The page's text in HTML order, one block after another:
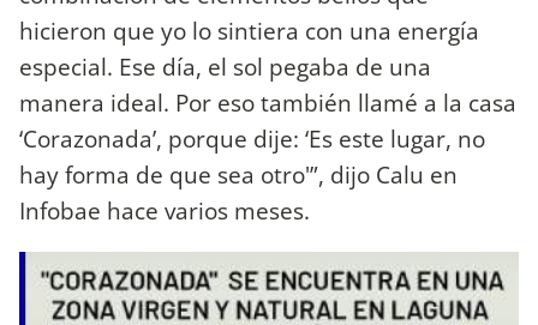
hicieron que yo lo sintiera con una energía
especial. Ese día, el sol pegaba de una
manera ideal. Por eso también llamé a la casa
‘Corazonada’, porque dije: ‘Es este lugar, no
hay forma de que sea otro'”, dijo Calu en
Infobae hace varios meses.